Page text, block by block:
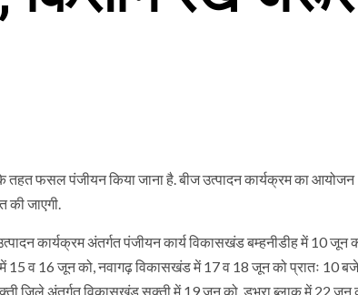
तहत फसल पंजीयन किया जाना है. बीज उत्पादन कार्यक्रम का
की जाएगी.
कार्यक्रम अंतर्गत पंजीयन कार्य विकासखंड बम्हनीडीह में 10
15 व 16 जून को, नवागढ़ विकासखंड में 17 व 18 जून को प्रातः 10
जिले अंतर्गत विकासखंड सक्ती में 19 जून को, डभरा ब्लाक में 22